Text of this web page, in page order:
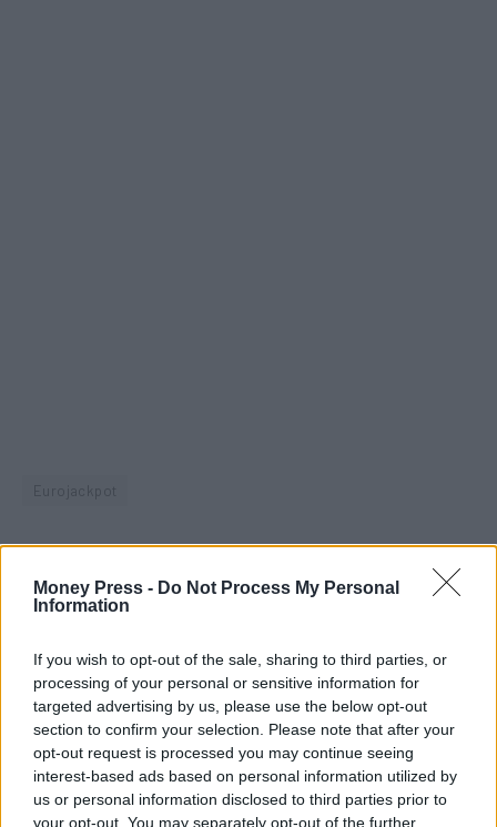
Money Press - Do Not Process My Personal
Information
If you wish to opt-out of the sale, sharing to third parties, or
processing of your personal or sensitive information for
targeted advertising by us, please use the below opt-out
section to confirm your selection. Please note that after your
opt-out request is processed you may continue seeing
interest-based ads based on personal information utilized by
us or personal information disclosed to third parties prior to
your opt-out. You may separately opt-out of the further
Facebook Twitter Pinterest LinkedInTumblr Telegram
PREVIOUS ARTICLE
Ιαπωνία: Πώς εξαφανίζονται
κάθε χρόνο 80.000 άνθρωποι
από οικονομικά προβλήματα
NEXT ARTICLE
Γκέιτς: Ο Μασκ με τις
περικοπές του «σκοτώνει» τα
φτωχότερα παιδιά του κόσμου